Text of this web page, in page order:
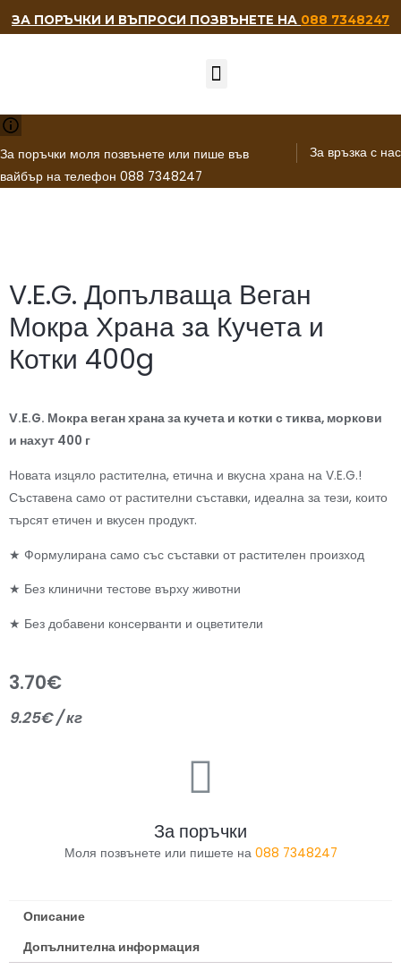
ЗА ПОРЪЧКИ И ВЪПРОСИ ПОЗВЪНЕТЕ НА 088 7348247
За връзка с нас
За поръчки моля позвънете или пише във
вайбър на телефон 088 7348247
V.E.G. Допълваща Веган
Мокра Храна за Кучета и
Котки 400g
V.E.G. Мокра веган храна за кучета и котки с тиква, моркови
и нахут 400 г
Новата изцяло растителна, етична и вкусна храна на V.E.G.!
Съставена само от растителни съставки, идеална за тези, които
търсят етичен и вкусен продукт.
★ Формулирана само със съставки от растителен произход
★ Без клинични тестове върху животни
★ Без добавени консерванти и оцветители
3.70€
9.25€ / кг
За поръчки
Моля позвънете или пишете на 088 7348247
Описание
Допълнителна информация